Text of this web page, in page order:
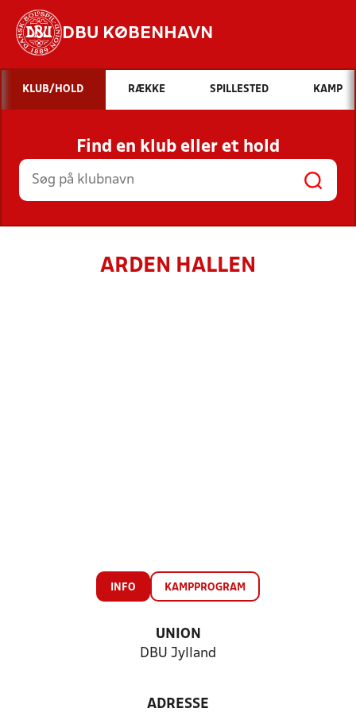
DBU KØBENHAVN
Hvad vil du søge efter?
INDHOLD OG NYHEDER
STILLINGER, RESULTATER, KLUBBER OG
HOLD
KLUB/HOLD RÆKKE SPILLESTED KAMP
Find en klub eller et hold
ARDEN HALLEN
INFO KAMPPROGRAM
UNION
DBU Jylland
ADRESSE